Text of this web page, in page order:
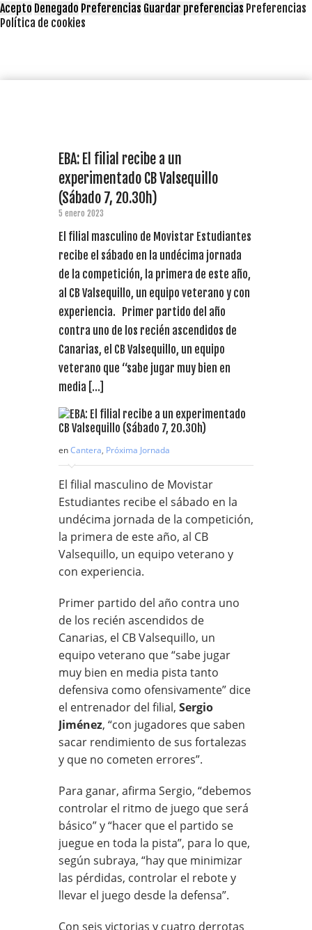
Acepto Denegado Preferencias Guardar preferencias Preferencias
Política de cookies
EBA: El filial recibe a un
experimentado CB Valsequillo
(Sábado 7, 20.30h)
5 enero 2023
El filial masculino de Movistar Estudiantes
recibe el sábado en la undécima jornada
de la competición, la primera de este año,
al CB Valsequillo, un equipo veterano y con
experiencia. Primer partido del año
contra uno de los recién ascendidos de
Canarias, el CB Valsequillo, un equipo
veterano que “sabe jugar muy bien en
media […]
enCantera, Próxima Jornada
El filial masculino de Movistar
Estudiantes recibe el sábado en la
undécima jornada de la competición,
la primera de este año, al CB
Valsequillo, un equipo veterano y
con experiencia.
Primer partido del año contra uno
de los recién ascendidos de
Canarias, el CB Valsequillo, un
equipo veterano que “sabe jugar
muy bien en media pista tanto
defensiva como ofensivamente” dice
el entrenador del filial, Sergio
Jiménez, “con jugadores que saben
sacar rendimiento de sus fortalezas
y que no cometen errores”.
Para ganar, afirma Sergio, “debemos
controlar el ritmo de juego que será
básico” y “hacer que el partido se
juegue en toda la pista”, para lo que,
según subraya, “hay que minimizar
las pérdidas, controlar el rebote y
llevar el juego desde la defensa”.
Con seis victorias y cuatro derrotas